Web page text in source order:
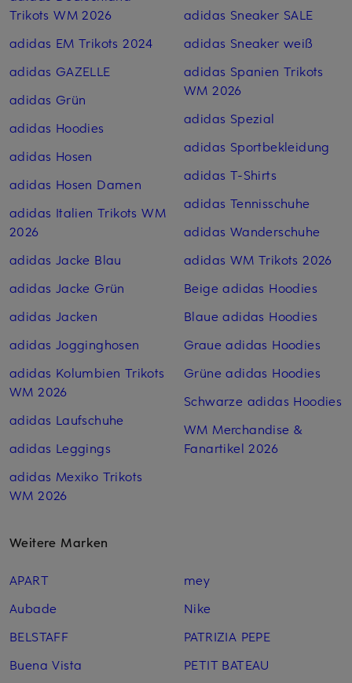
Trikots WM 2026
adidas EM Trikots 2024
adidas GAZELLE
adidas Grün
adidas Hoodies
adidas Hosen
adidas Hosen Damen
adidas Italien Trikots WM
2026
adidas Jacke Blau
adidas Jacke Grün
adidas Jacken
adidas Jogginghosen
adidas Kolumbien Trikots
WM 2026
adidas Laufschuhe
adidas Leggings
adidas Mexiko Trikots
WM 2026
adidas Sneaker SALE
adidas Sneaker weiß
adidas Spanien Trikots
WM 2026
adidas Spezial
adidas Sportbekleidung
adidas T-Shirts
adidas Tennisschuhe
adidas Wanderschuhe
adidas WM Trikots 2026
Beige adidas Hoodies
Blaue adidas Hoodies
Graue adidas Hoodies
Grüne adidas Hoodies
Schwarze adidas Hoodies
WM Merchandise &
Fanartikel 2026
Weitere Marken
APART
Aubade
BELSTAFF
Buena Vista
mey
Nike
PATRIZIA PEPE
PETIT BATEAU